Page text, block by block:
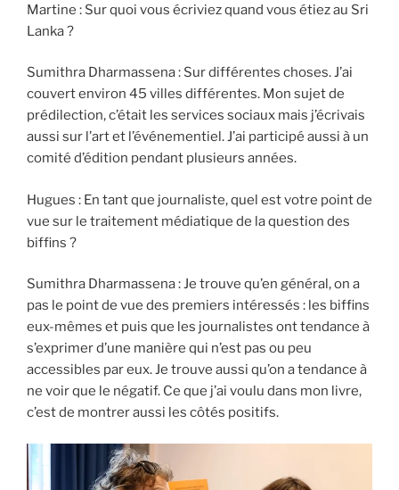
Martine : Sur quoi vous écriviez quand vous étiez au Sri
Lanka ?
Sumithra Dharmassena : Sur différentes choses. J’ai
couvert environ 45 villes différentes. Mon sujet de
prédilection, c’était les services sociaux mais j’écrivais
aussi sur l’art et l’événementiel. J’ai participé aussi à un
comité d’édition pendant plusieurs années.
Hugues : En tant que journaliste, quel est votre point de
vue sur le traitement médiatique de la question des
biffins ?
Sumithra Dharmassena : Je trouve qu’en général, on a
pas le point de vue des premiers intéressés : les biffins
eux-mêmes et puis que les journalistes ont tendance à
s’exprimer d’une manière qui n’est pas ou peu
accessibles par eux. Je trouve aussi qu’on a tendance à
ne voir que le négatif. Ce que j’ai voulu dans mon livre,
c’est de montrer aussi les côtés positifs.